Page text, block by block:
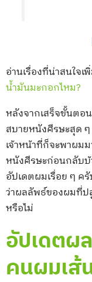
อ่านเรื่องที่น่าสนใจเ
น้ำมันมะกอกไหม?
หลังจากเสร็จขั้นตอ
สบายหนังศีรษะสุด
เจ้าหน้าที่ก็จะพาผม
หนังศีรษะก่อนกลับ
อัปเดตผมเรื่อย ๆ ค
ว่าผลลัพธ์ของผมที่ป
หรือไม่
อัปเดตผ
คนผมเส้